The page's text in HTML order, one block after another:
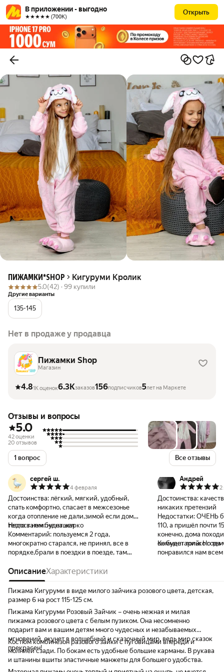
В приложении - выгодно
★★★★★ (700К)
Открыть
ПИЖАМКИ*SHOP Кигуруми Кролик
5.0(42) · 99 купили
Другие варианты
135-145
Нет в продаже у продавца
Пижамки Shop
Магазин
4.81K оценок6.3Kзаказов156подписчиков5лет на Маркете
Отзывы и вопросы
5.0
42 оценки
20 отзывов
1 вопрос Все отзывы
сергей ш.
4 февраля
Достоинства: лёгкий, мягкий, удобный,
спать комфортно, спасает в межсезонье
когда отопление не дали,зимой если дома
тепло в нем будет жарко
Недостатки: не нашел
Комментарий: пользуемся 2 года,
многократно старался, не принял, все в
порядке,брали в поездки в поезде, там
Андрей
2
Достоинства:
никаких претензий
Недостатки: ОЧЕНЬ
110, а пришёл почти
конечно, дома
он будет только года
Комментарий: Но тем
понравился нам
ОписаниеХарактеристики
Пижама Кигуруми в виде милого зайчика розового цвета, детская,
размер 6 на рост 115-125 см.
Пижама Кигуруми Розовый Зайчик – очень нежная и милая
пижамка розового цвета с белым пузиком. Она несомненно
подарит вам и вашим детям много чудесных и незабываемых
мгновений, окунет в волшебный и сказочный мир, ведь мир сказок
прекрасен!
Костюм комбинезон разового зайки с пуговицами впереди и
молнией сзади. По бокам есть удобные большие карманы. В рукава
и штанины вшиты эластичные манжеты для большего удобства.